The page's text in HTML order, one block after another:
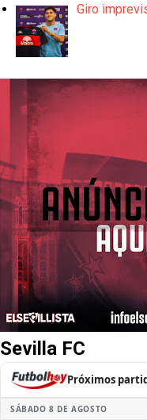
Giro
Sevilla FC